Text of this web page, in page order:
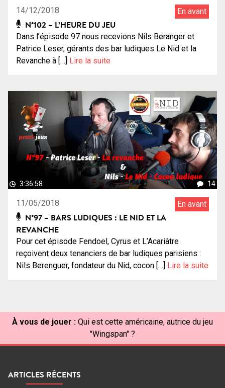
14/12/2018 En avant
N°102 – L’HEURE DU JEU
Dans l’épisode 97 nous recevions Nils Beranger et
Patrice Leser, gérants des bar ludiques Le Nid et la
Revanche à […] Lire la suite
3:36:58 14
11/05/2018 En avant
N°97 – BARS LUDIQUES : LE NID ET LA
REVANCHE
Pour cet épisode Fendoel, Cyrus et L’Acariâtre
reçoivent deux tenanciers de bar ludiques parisiens :
Nils Berenguer, fondateur du Nid, cocon […] Lire la suite
À vous de jouer : Qui est cette américaine, autrice du jeu
"Wingspan" ?
ARTICLES RÉCENTS